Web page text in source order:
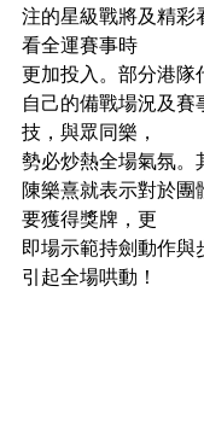
注的星級戰將及精彩
看全運賽事時
更加投入。部分港隊
自己的備戰場況及
技，與眾同樂，
勢必炒熱全場氣氛。
陳樂熹就表示對於團
要獲得獎牌，更
即場示範持劍動作與
引起全場哄動！